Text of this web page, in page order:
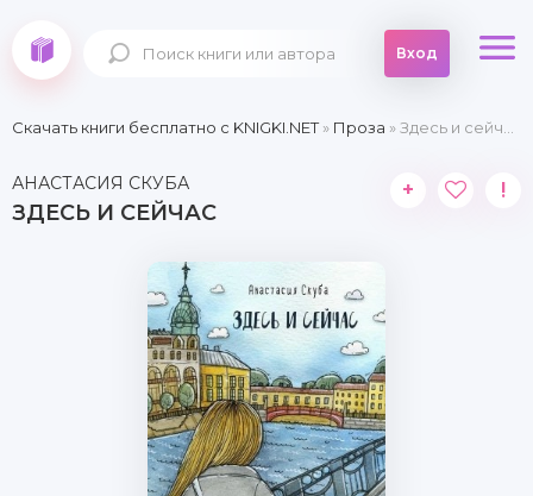
Вход
Скачать книги бесплатно c KNIGKI.NET» Проза » Здесь и сейчас
АНАСТАСИЯ СКУБА
ЗДЕСЬ И СЕЙЧАС
+ !